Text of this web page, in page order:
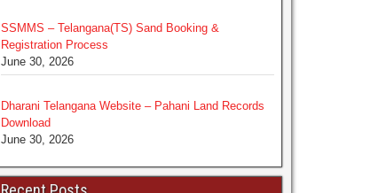
SSMMS – Telangana(TS) Sand Booking &
Registration Process
June 30, 2026
Dharani Telangana Website – Pahani Land Records
Download
June 30, 2026